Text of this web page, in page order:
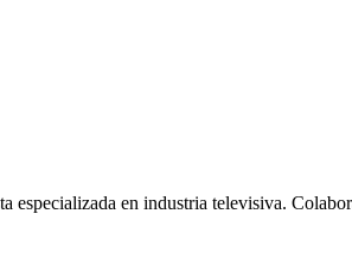
en industria televisiva.